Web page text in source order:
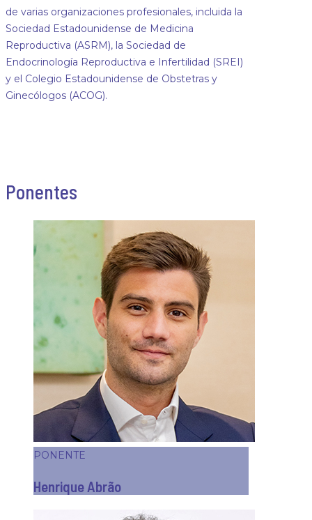
de varias organizaciones profesionales, incluida la
Sociedad Estadounidense de Medicina
Reproductiva (ASRM), la Sociedad de
Endocrinología Reproductiva e Infertilidad (SREI)
y el Colegio Estadounidense de Obstetras y
Ginecólogos (ACOG).
Ponentes
PONENTE
Henrique Abrão